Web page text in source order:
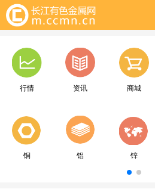
行情 资讯 商城
铜 铝 锌